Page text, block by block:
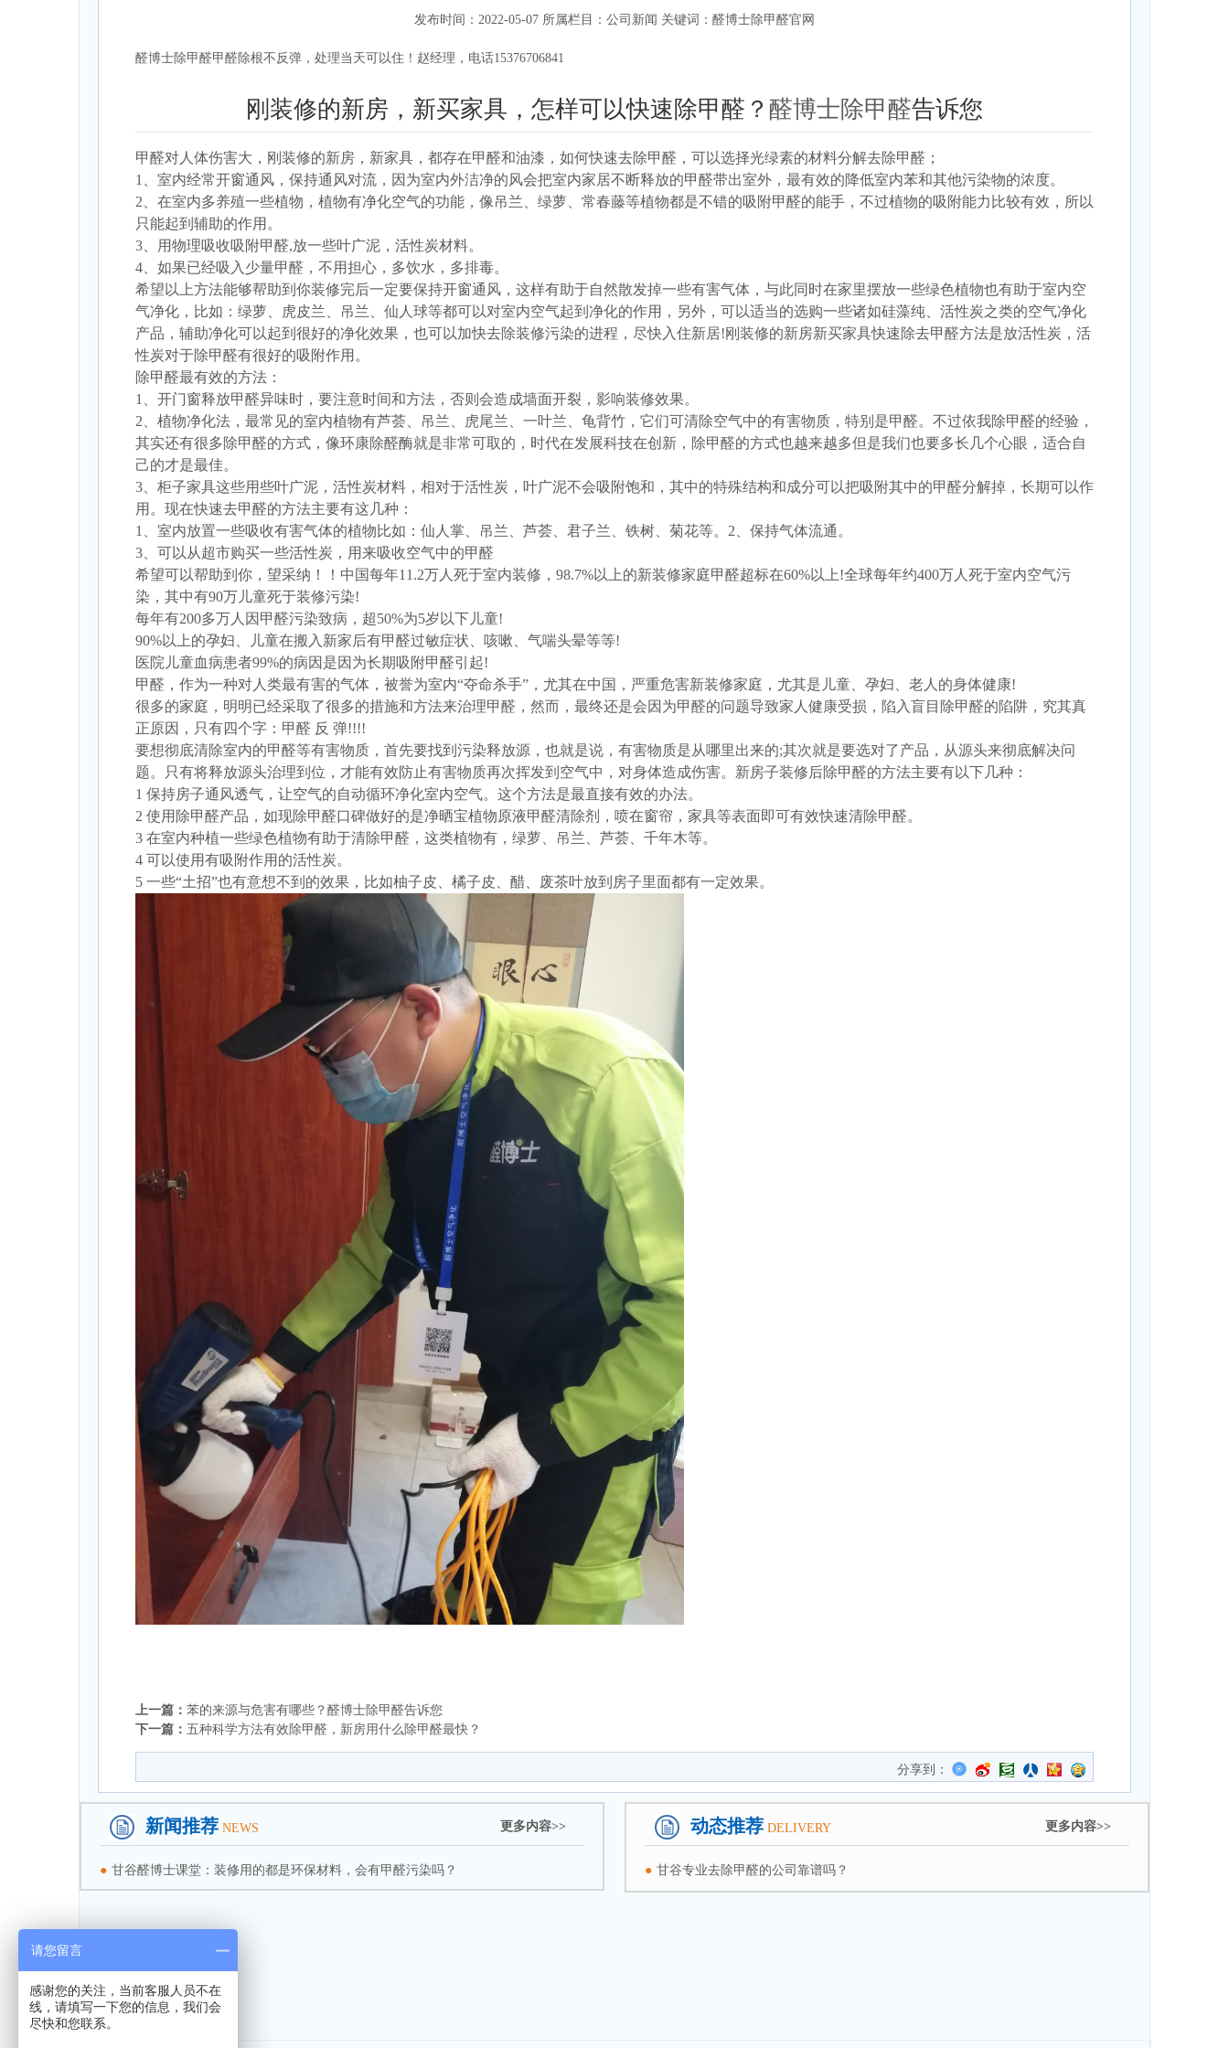
发布时间：2022-05-07 所属栏目：公司新闻 关键词：醛博士除甲醛官网
醛博士除甲醛甲醛除根不反弹，处理当天可以住！赵经理，电话15376706841
刚装修的新房，新买家具，怎样可以快速除甲醛？ 醛博士除甲醛告诉您
甲醛对人体伤害大， 刚装修的新房，新家具，都存在甲醛和油漆，如何快速去除甲醛，可以选择光绿素的材料分解去除甲醛；
1、室内经常开窗通风，保持通风对流，因为室内外洁净的风会把室内家居不断释放的甲醛带出室外，最有效的降低室内苯和其他污染物的浓度。
2、在室内多养殖一些植物，植物有净化空气的功能，像吊兰、绿萝、常春藤等植物都是不错的吸附甲醛的能手，不过植物的吸附能力比较有效，所以
只能起到辅助的作用。
3、用物理吸收吸附甲醛,放一些叶广泥，活性炭材料。
4、如果已经吸入少量甲醛，不用担心，多饮水，多排毒。
希望以上方法能够帮助到你装修完后一定要保持开窗通风，这样有助于自然散发掉一些有害气体，与此同时在家里摆放一些绿色植物也有助于室内空
气净化，比如：绿萝、虎皮兰、吊兰、仙人球等都可以对室内空气起到净化的作用，另外，可以适当的选购一些诸如硅藻纯、活性炭之类的空气净化
产品，辅助净化可以起到很好的净化效果，也可以加快去除装修污染的进程，尽快入住新居!刚装修的新房新买家具快速除去甲醛方法是放活性炭，活
性炭对于除甲醛有很好的吸附作用。
除甲醛最有效的方法 ：
1、开门窗释放甲醛异味时，要注意时间和方法，否则会造成墙面开裂，影响装修效果。
2、植物净化法，最常见的室内植物有芦荟、吊兰、虎尾兰、一叶兰、龟背竹，它们可清除空气中的有害物质，特别是甲醛。不过依我除甲醛的经验，
其实还有很多除甲醛的方式，像环康除醛酶就是非常可取的，时代在发展科技在创新，除甲醛的方式也越来越多但是我们也要多长几个心眼，适合自
己的才是最佳。
3、柜子家具这些用些叶广泥，活性炭材料，相对于活性炭，叶广泥不会吸附饱和，其中的特殊结构和成分可以把吸附其中的甲醛分解掉，长期可以作
用。现在快速去甲醛的方法主要有这几种：
1、室内放置一些吸收有害气体的植物比如：仙人掌、吊兰、芦荟、君子兰、铁树、菊花等。2、保持气体流通。
3、可以从超市购买一些活性炭，用来吸收空气中的甲醛
希望可以帮助到你，望采纳！！中国每年11.2万人死于室内装修，98.7%以上的新装修家庭甲醛超标在60%以上!全球每年约400万人死于室内空气污
染，其中有90万儿童死于装修污染!
每年有200多万人因甲醛污染致病，超50%为5岁以下儿童!
90%以上的孕妇、儿童在搬入新家后有甲醛过敏症状、咳嗽、气喘头晕等等!
医院儿童血病患者99%的病因是因为长期吸附甲醛引起!
甲醛，作为一种对人类最有害的气体，被誉为室内“夺命杀手”，尤其在中国，严重危害新装修家庭，尤其是儿童、孕妇、老人的身体健康!
很多的家庭，明明已经采取了很多的措施和方法来治理甲醛，然而，最终还是会因为甲醛的问题导致家人健康受损，陷入盲目除甲醛的陷阱，究其真
正原因，只有四个字：甲醛 反 弹!!!!
要想彻底清除室内的甲醛等有害物质，首先要找到污染释放源，也就是说，有害物质是从哪里出来的;其次就是要选对了产品，从源头来彻底解决问
题。只有将释放源头治理到位，才能有效防止有害物质再次挥发到空气中，对身体造成伤害。新房子装修后除甲醛的方法主要有以下几种：
1 保持房子通风透气，让空气的自动循环净化室内空气。这个方法是最直接有效的办法。
2 使用除甲醛产品，如现除甲醛口碑做好的是净晒宝植物原液甲醛清除剂，喷在窗帘，家具等表面即可有效快速清除甲醛。
3 在室内种植一些绿色植物有助于清除甲醛，这类植物有，绿萝、吊兰、芦荟、千年木等。
4 可以使用有吸附作用的活性炭。
5 一些“土招”也有意想不到的效果，比如柚子皮、橘子皮、醋、废茶叶放到房子里面都有一定效果。
上一篇： 苯的来源与危害有哪些？醛博士除甲醛告诉您
下一篇： 五种科学方法有效除甲醛，新房用什么除甲醛最快？
分享到：
新闻推荐 NEWS 更多内容>>
● 甘谷醛博士课堂：装修用的都是环保材料，会有甲醛污染吗？
动态推荐 DELIVERY 更多内容>>
● 甘谷专业去除甲醛的公司靠谱吗？
请您留言
感谢您的关注，当前客服人员不在
线，请填写一下您的信息，我们会
尽快和您联系。